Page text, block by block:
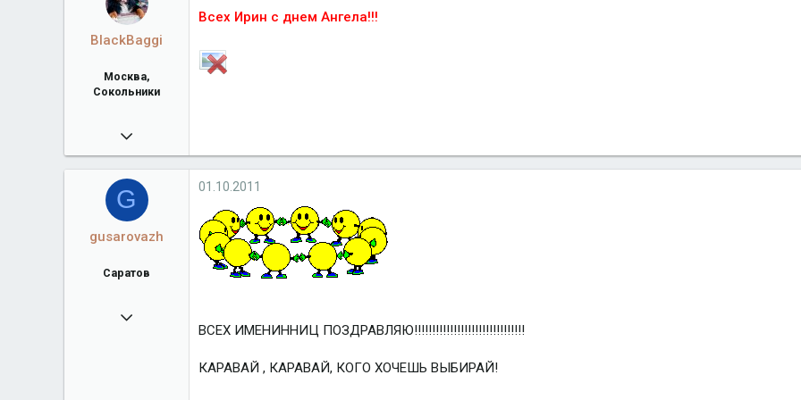
Город
BlackBaggi
Москва,
Сокольники
08.07.2011
11 368
Город
Всех Ирин с днем Ангела!!!
G
gusarovazh
Саратов
14.12.2010
01.10.2011
ВСЕХ ИМЕНИННИЦ ПОЗДРАВЛЯЮ!!!!!!!!!!!!!!!!!!!!!!!!!!!!!!!
КАРАВАЙ , КАРАВАЙ, КОГО ХОЧЕШЬ ВЫБИРАЙ!